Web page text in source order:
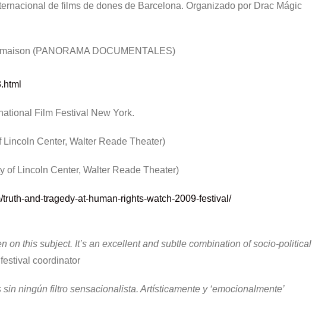
de films de dones de Barcelona. Organizado por Drac Mágic
(PANORAMA DOCUMENTALES)
Film Festival New York.
Center, Walter Reade Theater)
of Lincoln Center, Walter Reade Theater)
and-tragedy-at-human-rights-watch-2009-festival/
on this subject. It’s an excellent and subtle combination of socio-political
festival coordinator
ningún filtro sensacionalista. Artísticamente y ‘emocionalmente’